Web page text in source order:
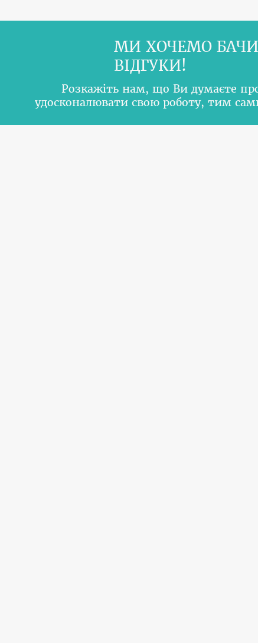
МИ ХОЧЕМО
ВІДГУКИ!
Розкажіть нам, що Ви думаєте
удосконалювати свою роботу, тим